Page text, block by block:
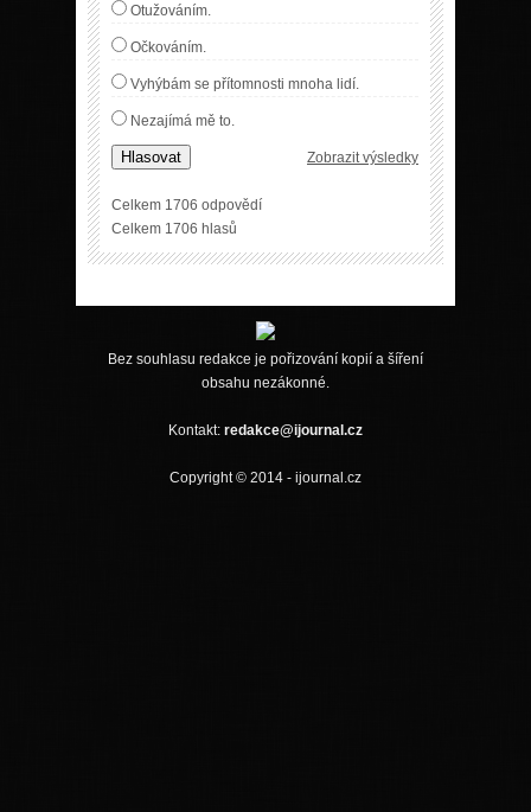
Otužováním.
Očkováním.
Vyhýbám se přítomnosti mnoha lidí.
Nezajímá mě to.
Hlasovat Zobrazit výsledky
Celkem 1706 odpovědí
Celkem 1706 hlasů
Bez souhlasu redakce je pořizování kopií a šíření
obsahu nezákonné.
Kontakt: redakce@ijournal.cz
Copyright © 2014 - ijournal.cz